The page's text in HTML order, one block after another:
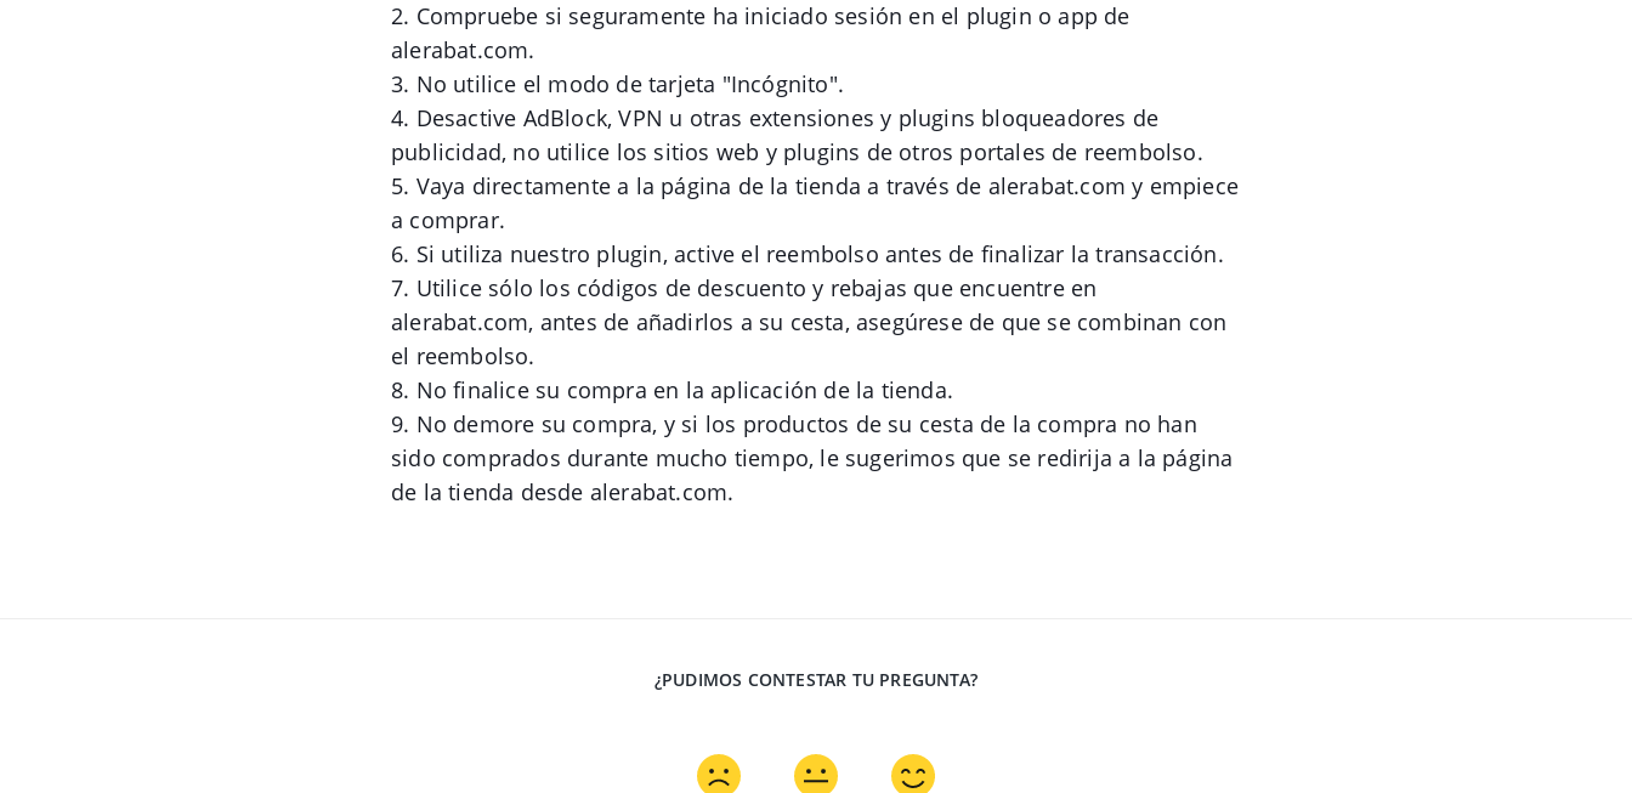
2. Compruebe si seguramente ha iniciado sesión en el plugin o app de
alerabat.com.
3. No utilice el modo de tarjeta "Incógnito".
4. Desactive AdBlock, VPN u otras extensiones y plugins bloqueadores de
publicidad, no utilice los sitios web y plugins de otros portales de reembolso.
5. Vaya directamente a la página de la tienda a través de alerabat.com y empiece
a comprar.
6. Si utiliza nuestro plugin, active el reembolso antes de finalizar la transacción.
7. Utilice sólo los códigos de descuento y rebajas que encuentre en
alerabat.com, antes de añadirlos a su cesta, asegúrese de que se combinan con
el reembolso.
8. No finalice su compra en la aplicación de la tienda.
9. No demore su compra, y si los productos de su cesta de la compra no han
sido comprados durante mucho tiempo, le sugerimos que se redirija a la página
de la tienda desde alerabat.com.
¿PUDIMOS CONTESTAR TU PREGUNTA?